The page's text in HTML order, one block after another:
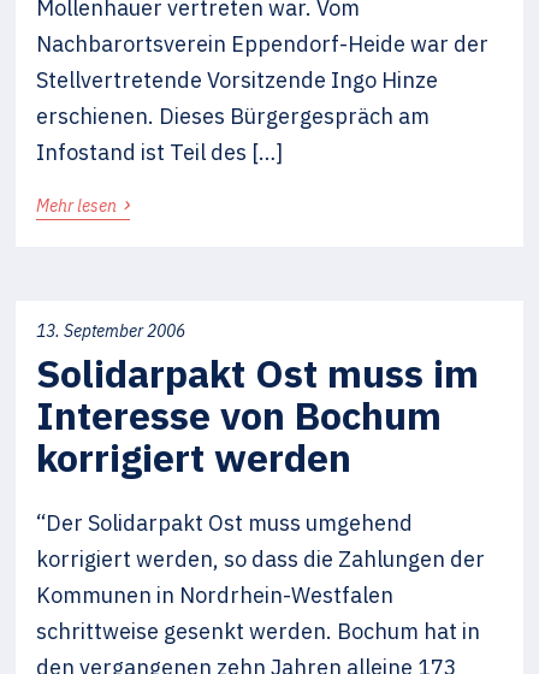
Mollenhauer vertreten war. Vom
Nachbarortsverein Eppendorf-Heide war der
Stellvertretende Vorsitzende Ingo Hinze
erschienen. Dieses Bürgergespräch am
Infostand ist Teil des […]
Mehr lesen ›
13. September 2006
Solidarpakt Ost muss im
Interesse von Bochum
korrigiert werden
“Der Solidarpakt Ost muss umgehend
korrigiert werden, so dass die Zahlungen der
Kommunen in Nordrhein-Westfalen
schrittweise gesenkt werden. Bochum hat in
den vergangenen zehn Jahren alleine 173